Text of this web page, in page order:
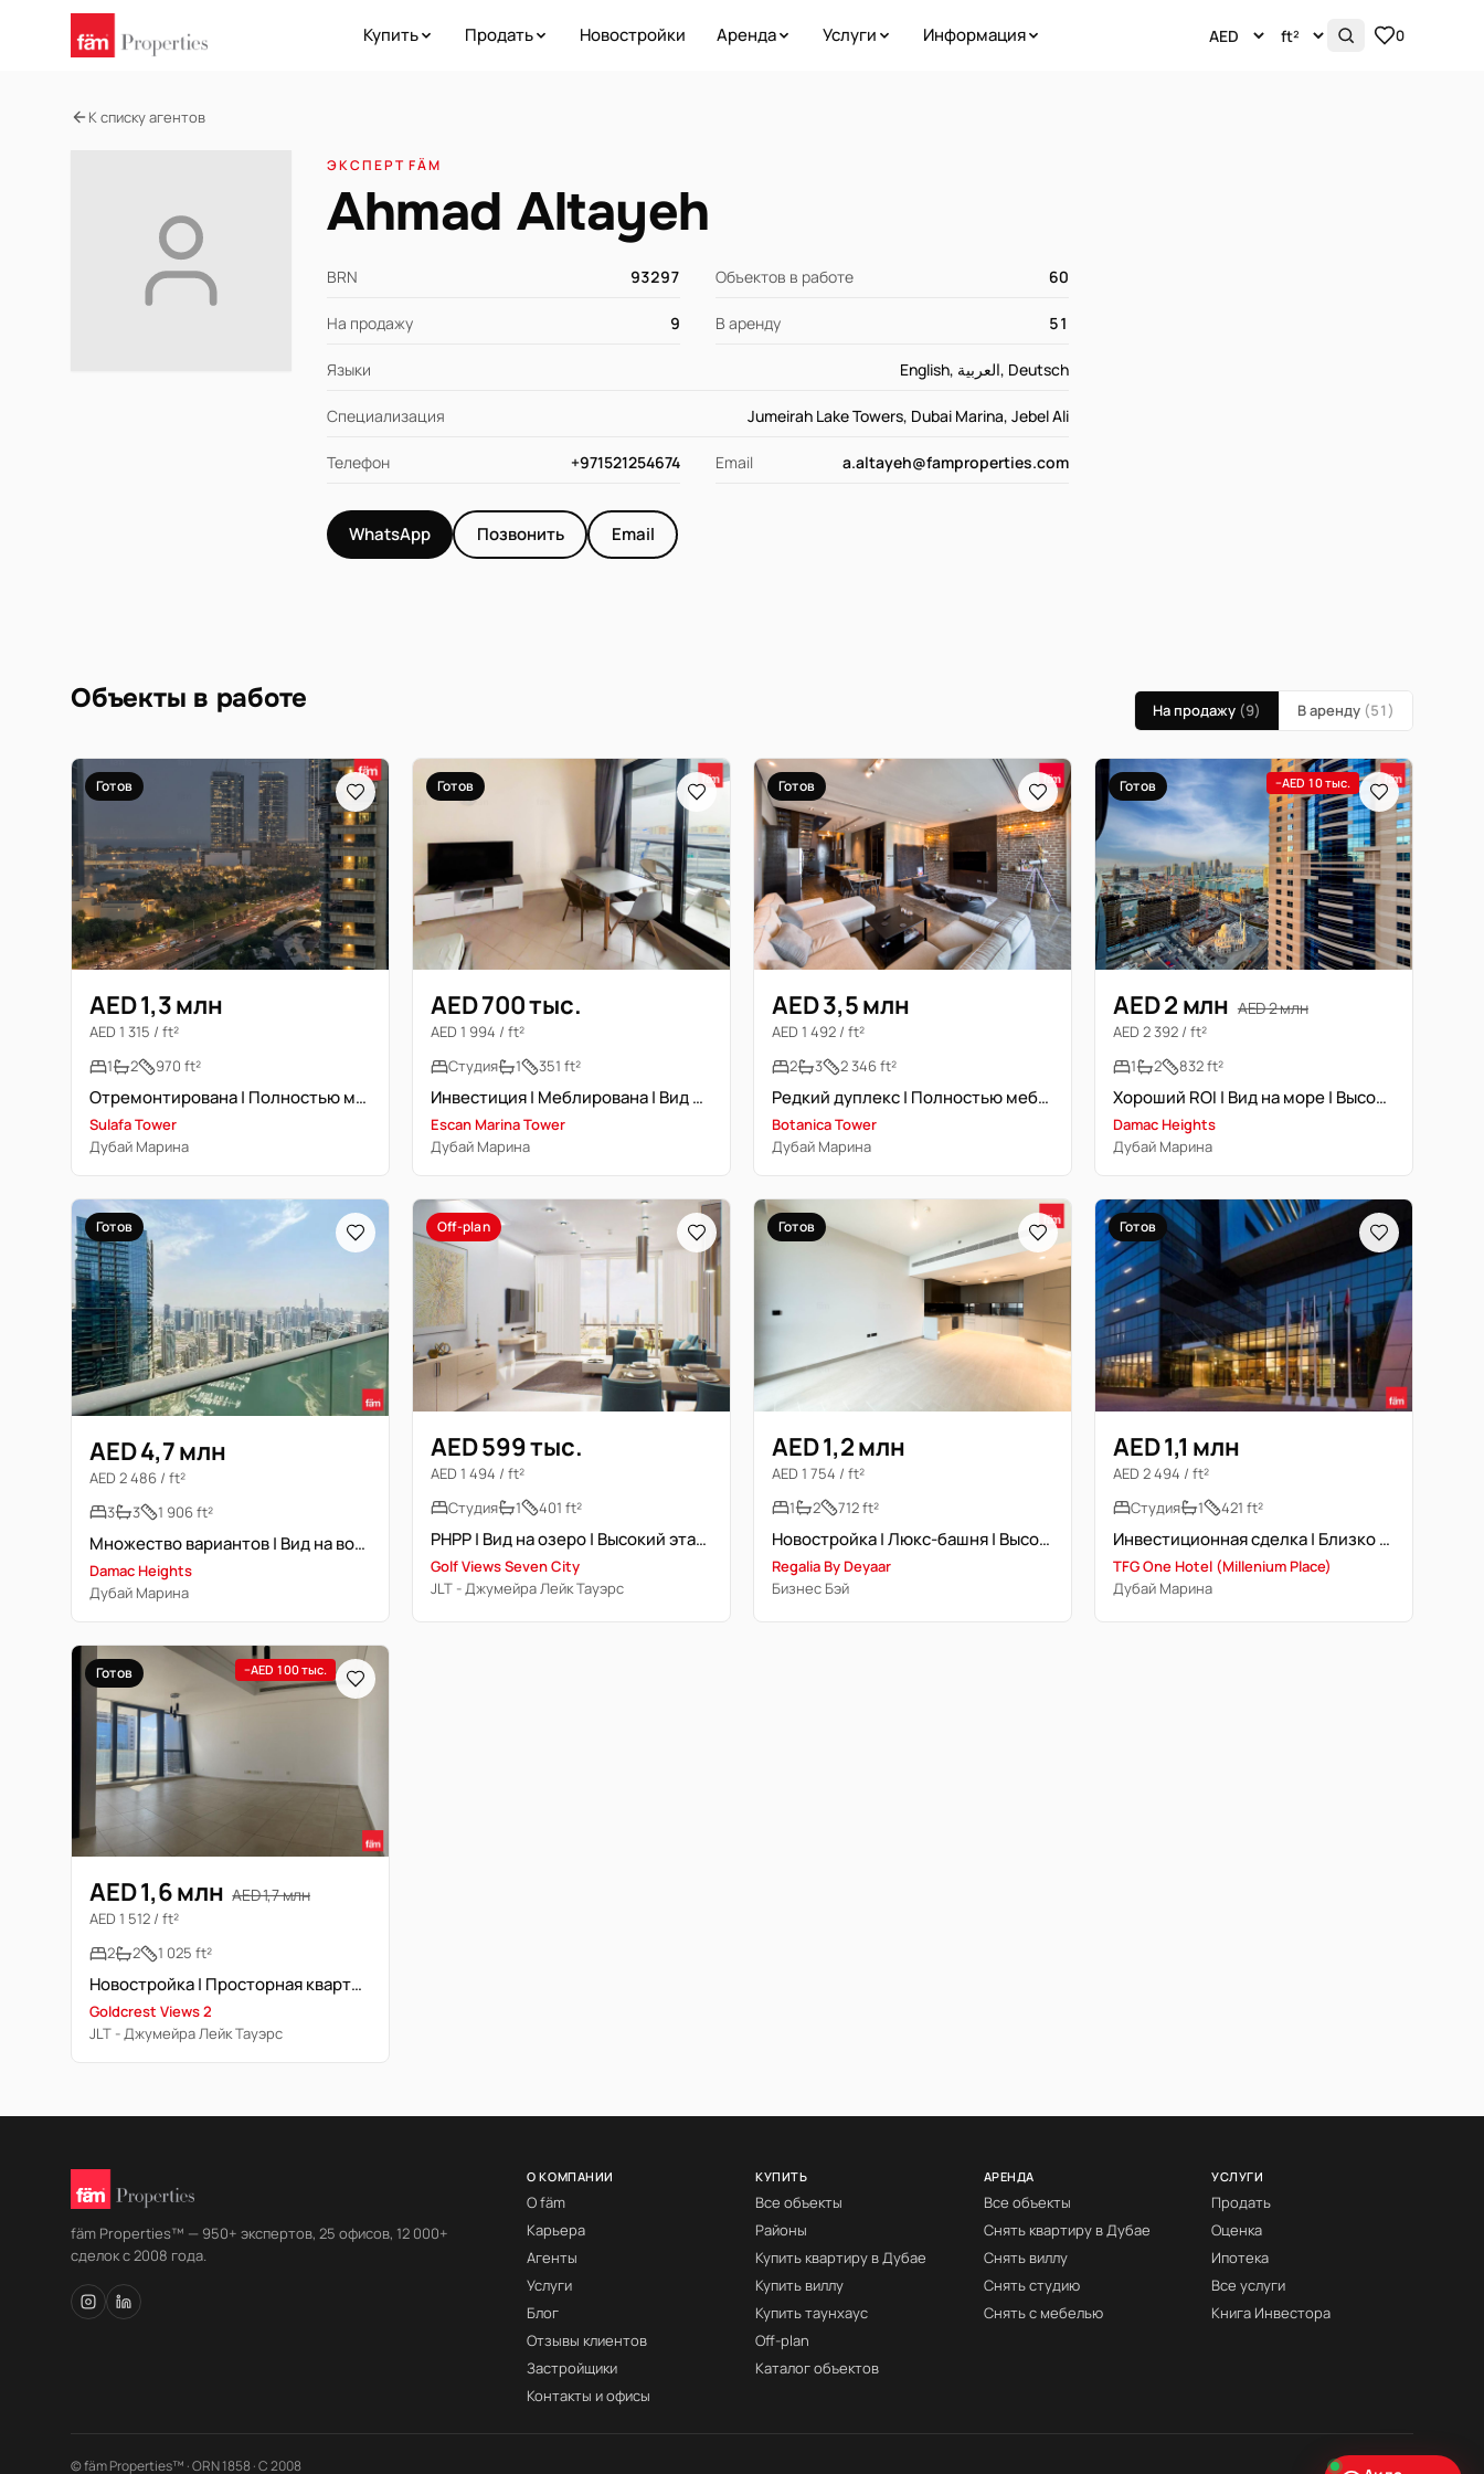
Купить Продать Новостройки Аренда Услуги Информация 0
К списку агентов
ЭКСПЕРТ FÄM
Ahmad Altayeh
BRN 93297 Объектов в работе 60
На продажу 9 В аренду 51
Языки English, العربية, Deutsch
Специализация Jumeirah Lake Towers, Dubai Marina, Jebel Ali
Телефон +971521254674 Email a.altayeh@famproperties.com
WhatsApp Позвонить Email
Объекты в работе На продажу (9) В аренду (51)
Готов
AED 1,3 млн
AED 1 315 / ft²
1
2 970 ft²
Отремонтирована | Полностью меблирована
Sulafa Tower
Дубай Марина
Готов
AED 700 тыс.
AED 1 994 / ft²
Студия
1 351 ft²
Инвестиция | Меблирована | Вид на Marina
Escan Marina Tower
Дубай Марина
Готов
AED 3,5 млн
AED 1 492 / ft²
2
3 2 346 ft²
Редкий дуплекс | Полностью меблирована
Botanica Tower
Дубай Марина
Готов −AED 10 тыс.
AED 2 млн AED 2 млн
AED 2 392 / ft²
1
2 832 ft²
Хороший ROI | Вид на море | Высокий этаж
Damac Heights
Дубай Марина
Готов
AED 4,7 млн
AED 2 486 / ft²
3
3 1 906 ft²
Множество вариантов | Вид на воду | Высокий этаж
Damac Heights
Дубай Марина
Off-plan
AED 599 тыс.
AED 1 494 / ft²
Студия
1 401 ft²
PHPP | Вид на озеро | Высокий этаж | Несколько вариантов
Golf Views Seven City
JLT - Джумейра Лейк Тауэрс
Готов
AED 1,2 млн
AED 1 754 / ft²
1
2 712 ft²
Новостройка | Люкс-башня | Высокая доходность
Regalia By Deyaar
Бизнес Бэй
Готов
AED 1,1 млн
AED 2 494 / ft²
Студия
1 421 ft²
Инвестиционная сделка | Близко к трамваю | Прайм-локация
TFG One Hotel (Millenium Place)
Дубай Марина
Готов −AED 100 тыс.
AED 1,6 млн AED 1,7 млн
AED 1 512 / ft²
2
2 1 025 ft²
Новостройка | Просторная квартира
Goldcrest Views 2
JLT - Джумейра Лейк Тауэрс
fäm Properties™ — 950+ экспертов, 25 офисов, 12 000+
сделок с 2008 года.
О КОМПАНИИ
О fäm
Карьера
Агенты
Услуги
Блог
Отзывы клиентов
Застройщики
Контакты и офисы
КУПИТЬ
Все объекты
Районы
Купить квартиру в Дубае
Купить виллу
Купить таунхаус
Off-plan
Каталог объектов
АРЕНДА
Все объекты
Снять квартиру в Дубае
Снять виллу
Снять студию
Снять с мебелью
УСЛУГИ
Продать
Оценка
Ипотека
Все услуги
Книга Инвестора
© fäm Properties™ · ORN 1858 · С 2008